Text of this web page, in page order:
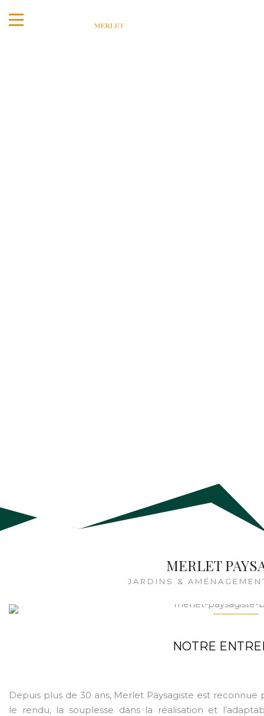
MERLET
JARDINS &
NOTRE
Depuis plus de 30 ans, Merlet Paysagiste est reconnue
le rendu, la souplesse dans la réalisation et